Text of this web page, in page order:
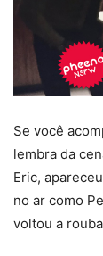
Se você
lembra da
Eric,
no ar como
voltou a